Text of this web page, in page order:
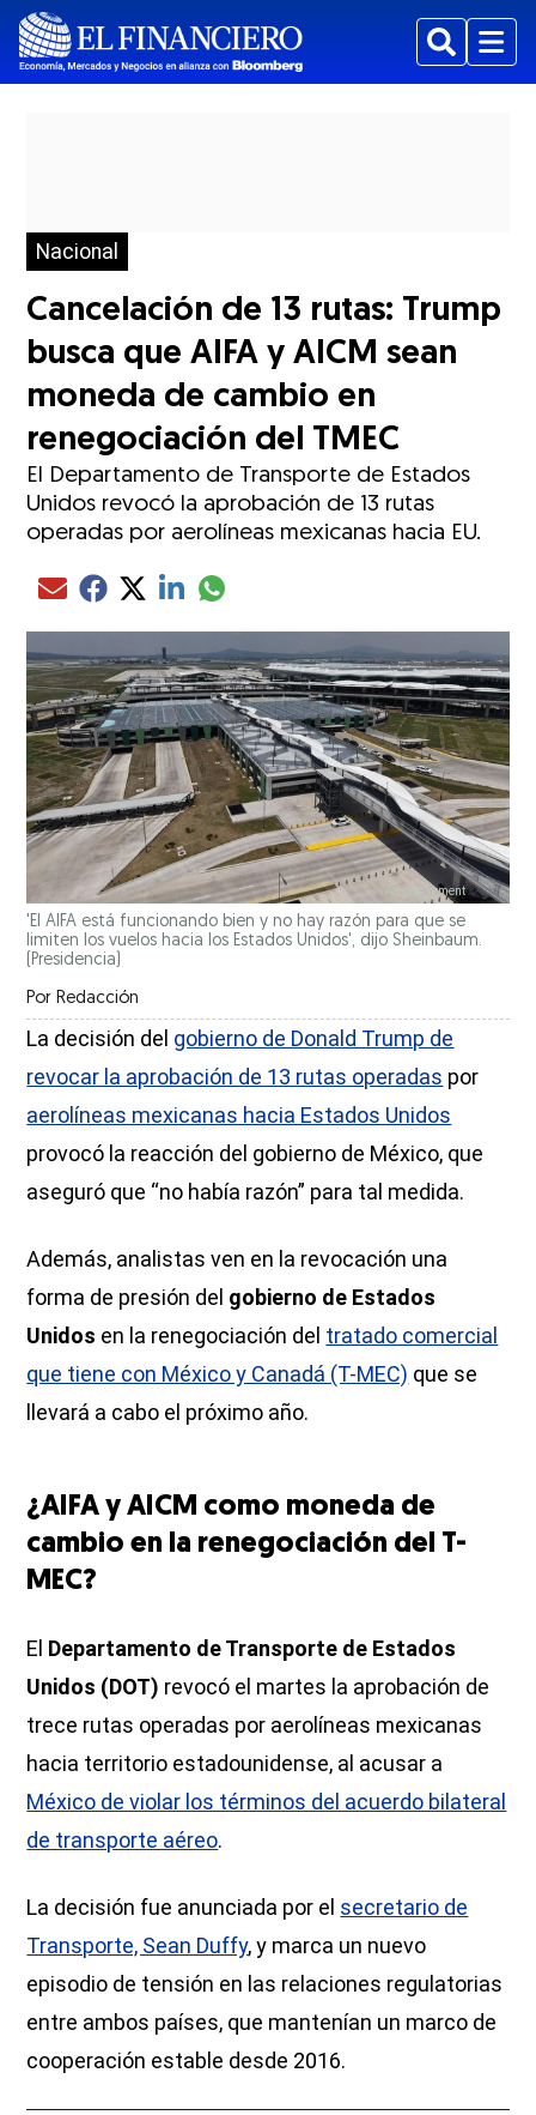
BuscarMenu
Nacional
Cancelación de 13 rutas: Trump
busca que AIFA y AICM sean
moneda de cambio en
renegociación del TMEC
El Departamento de Transporte de Estados
Unidos revocó la aprobación de 13 rutas
operadas por aerolíneas mexicanas hacia EU.
Compartir el artículo actual mediante Email
Compartir el artículo actual mediante Facebook
Compartir el artículo actual mediante Twitter
Compartir el artículo actual mediante LinkedIn
Compartir el artículo actual mediante
'El AIFA está funcionando bien y no hay razón para que se
limiten los vuelos hacia los Estados Unidos', dijo Sheinbaum.
(Presidencia)
Por Redacción
La decisión del gobierno de Donald Trump de
revocar la aprobación de 13 rutas operadas por
aerolíneas mexicanas hacia Estados Unidos
provocó la reacción del gobierno de México, que
aseguró que “no había razón” para tal medida.
Además, analistas ven en la revocación una
forma de presión del gobierno de Estados
Unidos en la renegociación del tratado comercial
que tiene con México y Canadá (T-MEC) que se
llevará a cabo el próximo año.
¿AIFA y AICM como moneda de
cambio en la renegociación del T-
MEC?
El Departamento de Transporte de Estados
Unidos (DOT) revocó el martes la aprobación de
trece rutas operadas por aerolíneas mexicanas
hacia territorio estadounidense, al acusar a
México de violar los términos del acuerdo bilateral
de transporte aéreo.
La decisión fue anunciada por el secretario de
Transporte, Sean Duffy, y marca un nuevo
episodio de tensión en las relaciones regulatorias
entre ambos países, que mantenían un marco de
cooperación estable desde 2016.